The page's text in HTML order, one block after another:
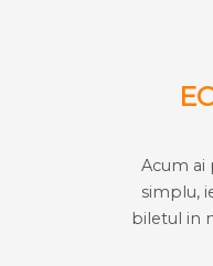
Acum ai
simplu,
biletul in